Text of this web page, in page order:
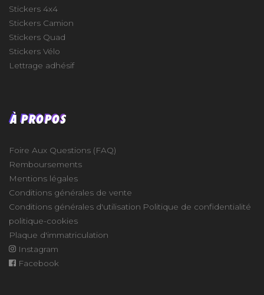
Stickers 4x4
Stickers Camion
Stickers Quad
Stickers Vélo
Lettrage adhésif
À PROPOS
Foire Aux Questions (FAQ)
Remboursements
Mentions légales
Conditions générales de vente
Conditions générales d'utilisation Politique de confidentialité
politique-cookies
Plaque d'immatriculation
Instagram
Facebook